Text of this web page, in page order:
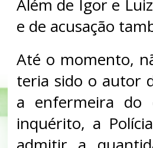
Além de Igor e
e de acusação
Até o momento,
teria sido o autor
a enfermeira
inquérito, a